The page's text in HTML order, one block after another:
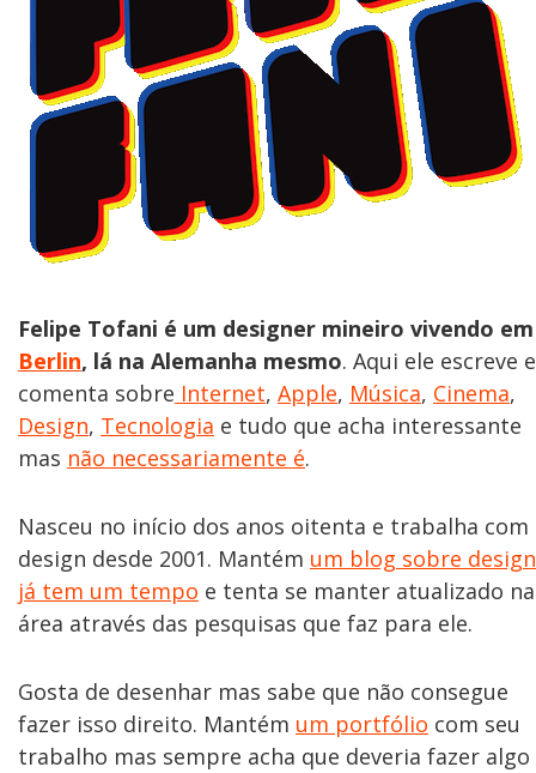
Felipe Tofani é um designer mineiro vivendo em
Berlin, lá na Alemanha mesmo. Aqui ele escreve e
comenta sobre Internet, Apple, Música, Cinema,
Design, Tecnologia e tudo que acha interessante
mas não necessariamente é.
Nasceu no início dos anos oitenta e trabalha com
design desde 2001. Mantém um blog sobre design
já tem um tempo e tenta se manter atualizado na
área através das pesquisas que faz para ele.
Gosta de desenhar mas sabe que não consegue
fazer isso direito. Mantém um portfólio com seu
trabalho mas sempre acha que deveria fazer algo